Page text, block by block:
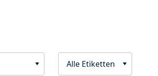
Alle Etiketten